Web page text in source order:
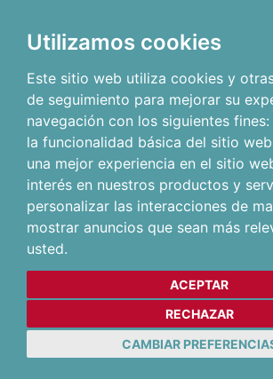
Utilizamos cookies
Este sitio web utiliza cookies y
de seguimiento para mejorar su
navegación con los siguientes fines:
la funcionalidad básica del sitio web
una mejor experiencia en el sitio
interés en nuestros productos y
personalizar las interacciones de
mostrar anuncios que sean más
usted.
ACEPTAR
RECHAZAR
CAMBIAR